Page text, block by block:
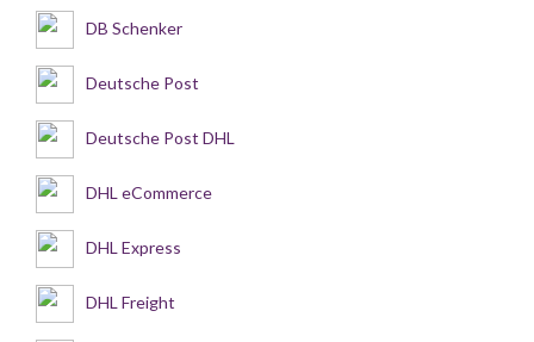
DB Schenker
Deutsche Post
Deutsche Post DHL
DHL eCommerce
DHL Express
DHL Freight